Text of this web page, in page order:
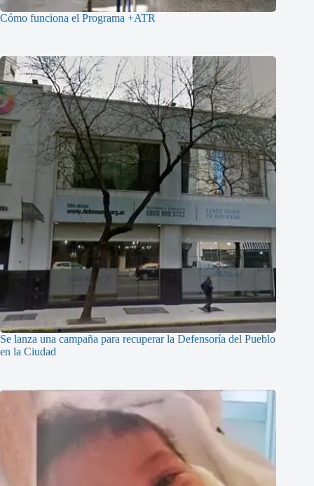
Cómo funciona el Programa +ATR
Se lanza una campaña para recuperar la Defensoría del Pueblo
en la Ciudad